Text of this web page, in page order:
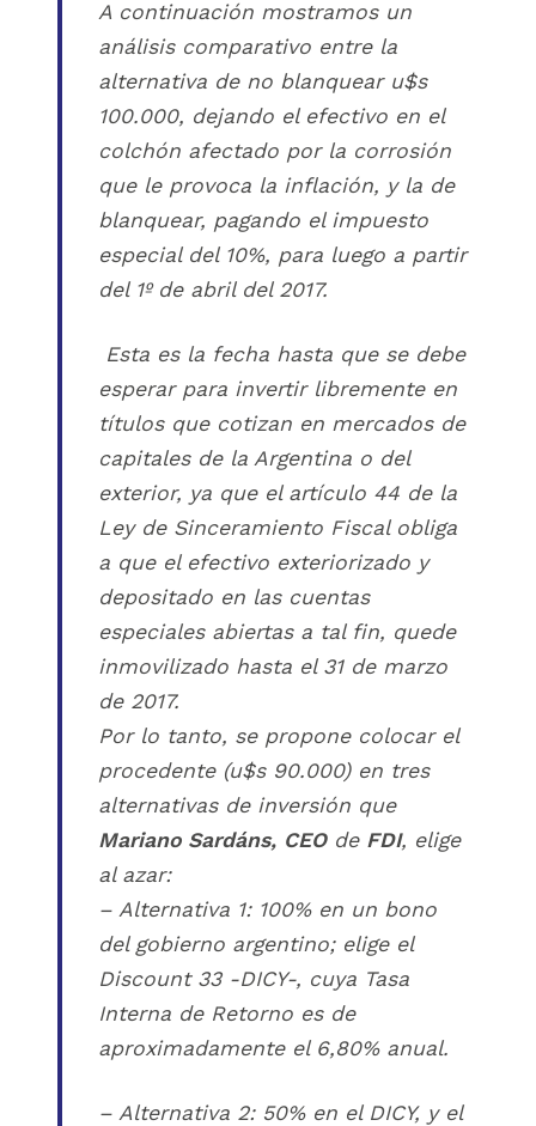
A continuación mostramos un
análisis comparativo entre la
alternativa de no blanquear u$s
100.000, dejando el efectivo en el
colchón afectado por la corrosión
que le provoca la inflación, y la de
blanquear, pagando el impuesto
especial del 10%, para luego a partir
del 1º de abril del 2017.
Esta es la fecha hasta que se debe
esperar para invertir libremente en
títulos que cotizan en mercados de
capitales de la Argentina o del
exterior, ya que el artículo 44 de la
Ley de Sinceramiento Fiscal obliga
a que el efectivo exteriorizado y
depositado en las cuentas
especiales abiertas a tal fin, quede
inmovilizado hasta el 31 de marzo
de 2017.
Por lo tanto, se propone colocar el
procedente (u$s 90.000) en tres
alternativas de inversión que
Mariano Sardáns, CEOde FDI, elige
al azar:
– Alternativa 1: 100% en un bono
del gobierno argentino; elige el
Discount 33 -DICY-, cuya Tasa
Interna de Retorno es de
aproximadamente el 6,80% anual.
– Alternativa 2: 50% en el DICY, y el